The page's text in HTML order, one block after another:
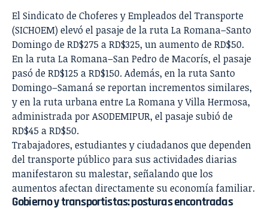
El Sindicato de Choferes y Empleados del Transporte
(SICHOEM) elevó el pasaje de la ruta La Romana–Santo
Domingo de RD$275 a RD$325, un aumento de RD$50.
En la ruta La Romana–San Pedro de Macorís, el pasaje
pasó de RD$125 a RD$150. Además, en la ruta Santo
Domingo–Samaná se reportan incrementos similares,
y en la ruta urbana entre La Romana y Villa Hermosa,
administrada por ASODEMIPUR, el pasaje subió de
RD$45 a RD$50.
Trabajadores, estudiantes y ciudadanos que dependen
del transporte público para sus actividades diarias
manifestaron su malestar, señalando que los
aumentos afectan directamente su economía familiar.
Gobierno y transportistas: posturas encontradas